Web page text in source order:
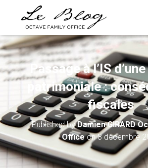
Passage à l’IS
patrimoniale :
fiscales
Published byDamien GIRARD
Officeon8 décembre